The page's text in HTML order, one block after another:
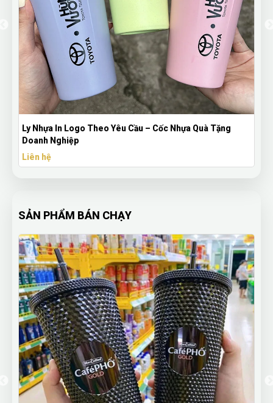
Ly Nhựa In Logo Theo Yêu Cầu – Cốc Nhựa Quà Tặng
Doanh Nghiệp
Liên hệ
SẢN PHẨM BÁN CHẠY